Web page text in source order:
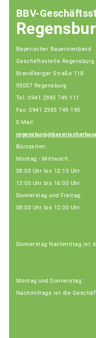
BBV-
Bayerischer Bauernverband
Geschäftsstelle Regensburg
Brandlberger Straße 118
93057 Regensburg
Tel: 0941 2985 749 111
Fax: 0941 2985 749 190
E-Mail:
Bürozeiten:
Montag - Mittwoch:
08:00 Uhr bis 12:15 Uhr
13:00 Uhr bis 16:00 Uhr
Donnerstag und Freitag:
08:00 Uhr bis 12:00 Uhr
Donnerstag Nachmittag ist
Montag und Donnerstag :
Nachmittags ist die